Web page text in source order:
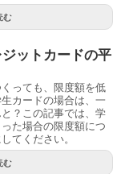
む
ットカードの平
っても、限度額を低
カードの場合は、一
？この記事では、学
た場合の限度額につ
てください。
む